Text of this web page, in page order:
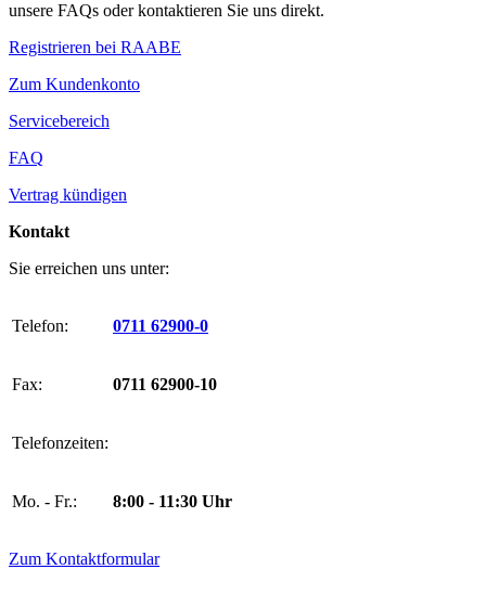
unsere FAQs oder kontaktieren Sie uns direkt.
Registrieren bei RAABE
Zum Kundenkonto
Servicebereich
FAQ
Vertrag kündigen
Kontakt
Sie erreichen uns unter:
Telefon: 0711 62900-0
Fax: 0711 62900-10
Telefonzeiten:
Mo. - Fr.: 8:00 - 11:30 Uhr
Zum Kontaktformular